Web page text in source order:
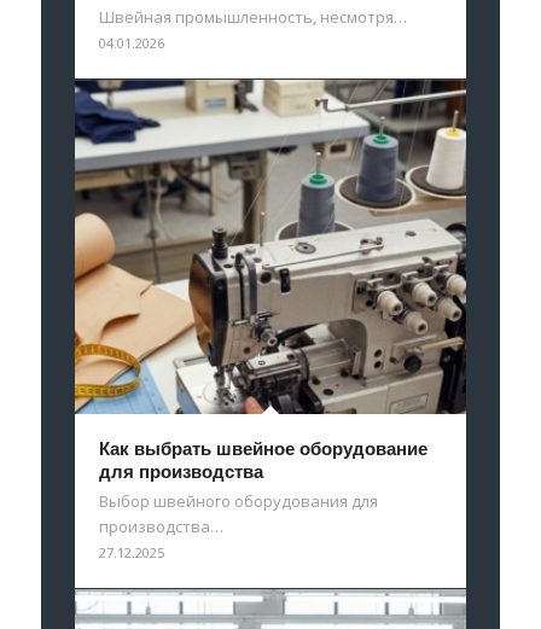
Швейная промышленность, несмотря…
04.01.2026
Как выбрать швейное оборудование
для производства
Выбор швейного оборудования для
производства…
27.12.2025